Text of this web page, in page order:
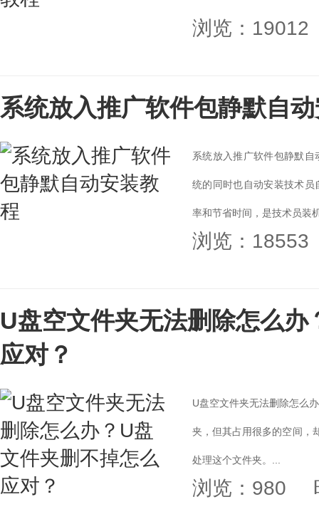
浏览：19012
系统放入推广软件包静默自
系统放入推广软件包静默
统的同时也自动安装技术
率和节省时间，是技术员装
浏览：18553
U盘空文件夹无法删除怎么
应对？
U盘空文件夹无法删除怎么
夹，但其占用很多的空间，
处理这个文件夹。...
浏览：980